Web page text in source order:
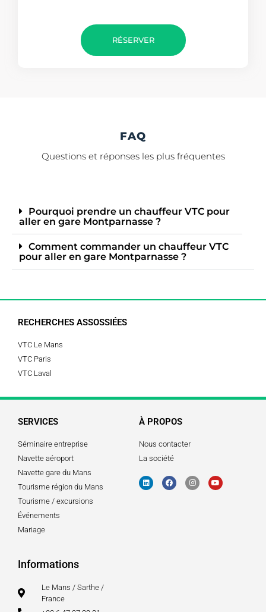
RÉSERVER
FAQ
Questions et réponses les plus fréquentes
Pourquoi prendre un chauffeur VTC pour
aller en gare Montparnasse ?
Comment commander un chauffeur VTC
pour aller en gare Montparnasse ?
RECHERCHES ASSOSSIÉES
VTC Le Mans
VTC Paris
VTC Laval
SERVICES
Séminaire entreprise
Navette aéroport
Navette gare du Mans
Tourisme région du Mans
Tourisme / excursions
Événements
Mariage
À PROPOS
Nous contacter
La société
Informations
Le Mans / Sarthe /
France